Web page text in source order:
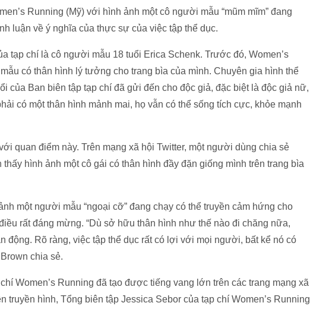
Running (Mỹ) với hình ảnh một cô người mẫu “mũm mĩm” đang
luận về ý nghĩa của thực sự của việc tập thể dục.
tạp chí là cô người mẫu 18 tuổi Erica Schenk. Trước đó, Women’s
có thân hình lý tưởng cho trang bìa của mình. Chuyên gia hình thể
của Ban biên tập tạp chí đã gửi đến cho độc giả, đặc biệt là độc giả nữ,
có một thân hình mảnh mai, họ vẫn có thể sống tích cực, khỏe mạnh
quan điểm này. Trên mạng xã hội Twitter, một người dùng chia sẻ
hình ảnh một cô gái có thân hình đầy đặn giống mình trên trang bìa
một người mẫu “ngoại cỡ” đang chạy có thể truyền cảm hứng cho
rất đáng mừng. “Dù sở hữu thân hình như thế nào đi chăng nữa,
động. Rõ ràng, việc tập thể dục rất có lợi với mọi người, bất kể nó có
chia sẻ.
Women’s Running đã tạo được tiếng vang lớn trên các trang mạng xã
truyền hình, Tổng biên tập Jessica Sebor của tạp chí Women’s Running